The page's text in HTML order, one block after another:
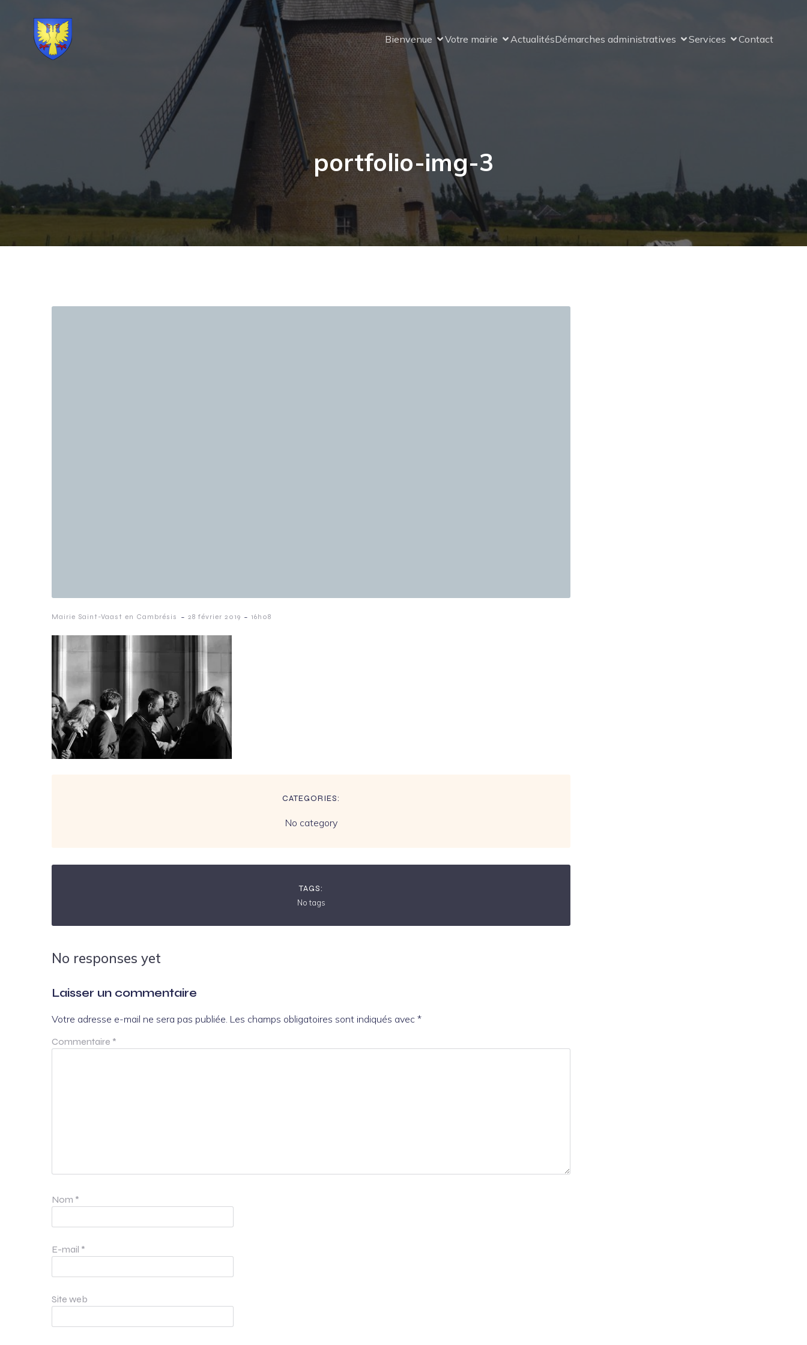
Bienvenue Votre mairie ActualitésDémarches administratives Services Contact
portfolio-img-3
Mairie Saint-Vaast en Cambrésis - 28 février 2019 - 16h08
CATEGORIES:
No category
TAGS:
No tags
No responses yet
Laisser un commentaire
Votre adresse e-mail ne sera pas publiée. Les champs obligatoires sont indiqués avec *
Commentaire *
Nom *
E-mail *
Site web